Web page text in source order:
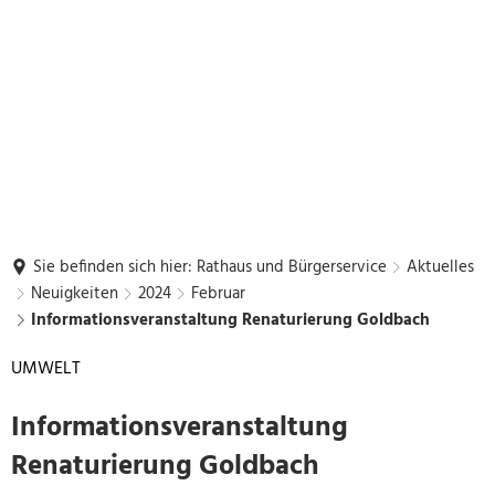
Sie befinden sich hier: Rathaus und Bürgerservice
Aktuelles
Neuigkeiten
2024
Februar
Informationsveranstaltung Renaturierung Goldbach
UMWELT
Informationsveranstaltung
Renaturierung Goldbach